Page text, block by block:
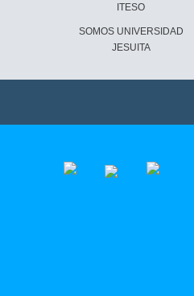
ITESO
SOMOS UNIVERSIDAD
JESUITA